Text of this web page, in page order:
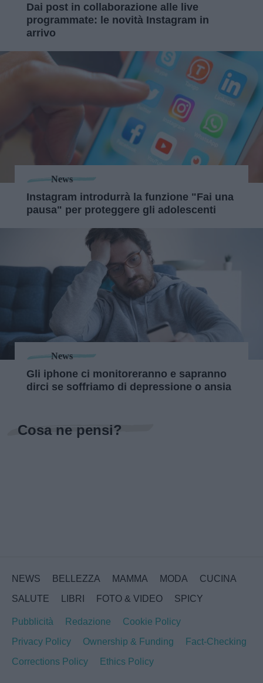
Dai post in collaborazione alle live
programmate: le novità Instagram in
arrivo
News
Instagram introdurrà la funzione "Fai una
pausa" per proteggere gli adolescenti
News
Gli iphone ci monitoreranno e sapranno
dirci se soffriamo di depressione o ansia
Cosa ne pensi?
NEWS BELLEZZA MAMMA MODA
CUCINA
SALUTE
LIBRI FOTO & VIDEO SPICY
Pubblicità Redazione
Cookie Policy
Privacy Policy
Ownership & Funding
Fact-Checking
Corrections Policy
Ethics Policy